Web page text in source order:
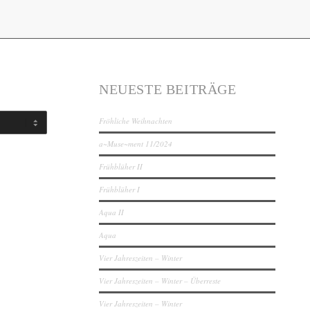
NEUESTE BEITRÄGE
Fröhliche Weihnachten
a~Muse~ment 11/2024
Frühblüher II
Frühblüher I
Aqua II
Aqua
Vier Jahreszeiten – Winter
Vier Jahreszeiten – Winter – Überreste
Vier Jahreszeiten – Winter